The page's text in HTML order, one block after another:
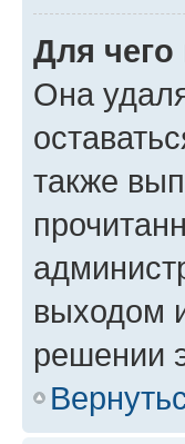
Для
Она
также
выходом
решении